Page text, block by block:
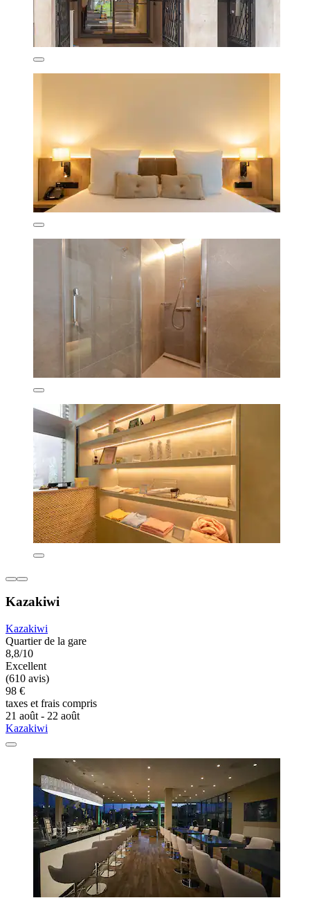
Kazakiwi
Kazakiwi
Quartier de la gare
8,8/10
Excellent
(610 avis)
98 €
taxes et frais compris
21 août - 22 août
Kazakiwi